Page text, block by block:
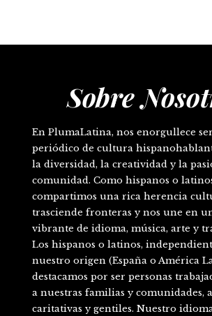
Sobre
En PlumaLatina, nos enorgullece
periódico de cultura
la diversidad, la creatividad y la
comunidad. Como hispanos o
compartimos una rica herencia
trasciende fronteras y nos une en
vibrante de idioma, música, arte y
Los hispanos o latinos,
nuestro origen (España o América
destacamos por ser personas
a nuestras familias y comunidades,
caritativas y gentiles. Nuestro